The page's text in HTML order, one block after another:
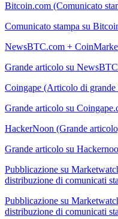
Bitcoin.com (Comunicato
Comunicato stampa su
NewsBTC.com +
Grande articolo su
Coingape (Articolo di grande
Grande articolo su
HackerNoon (Grande
Grande articolo su
Pubblicazione su
distribuzione di comunicati
Pubblicazione su
distribuzione di comunicati